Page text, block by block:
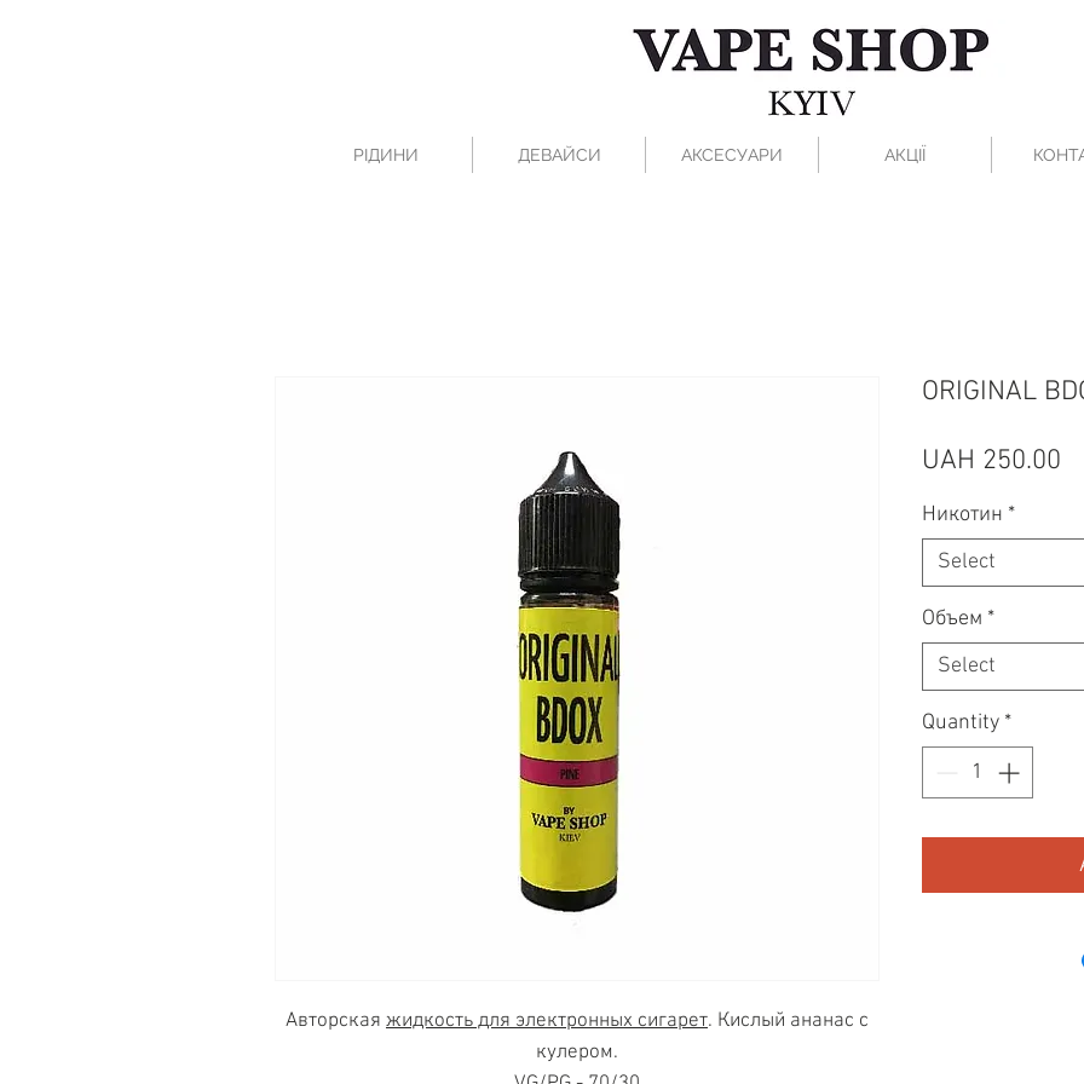
РІДИНИ ДЕВАЙСИ АКСЕСУАРИ АКЦІЇ
Авторская жидкость для электронных сигарет. Кислый ананас с
кулером.
ORIGINAL
UAH 250.00
Никотин *
Select
Объем *
Select
Quantity *